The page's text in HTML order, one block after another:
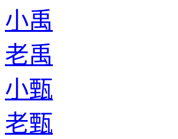
小禹
老禹
小甄
老甄